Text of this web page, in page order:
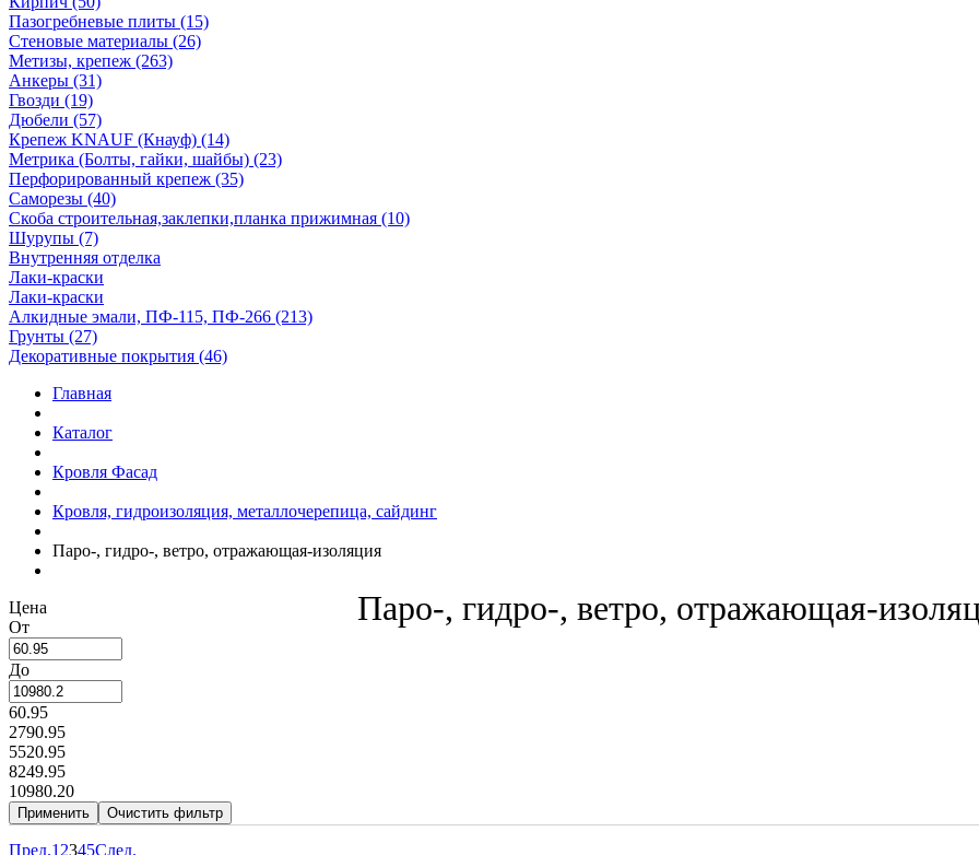
Пазогребневые плиты (15)
Стеновые материалы (26)
Метизы, крепеж (263)
Анкеры (31)
Гвозди (19)
Дюбели (57)
Крепеж KNAUF (Кнауф) (14)
Метрика (Болты, гайки, шайбы) (23)
Перфорированный крепеж (35)
Саморезы (40)
Скоба строительная,заклепки,планка прижимная (10)
Шурупы (7)
Внутренняя отделка
Лаки-краски
Лаки-краски
Алкидные эмали, ПФ-115, ПФ-266 (213)
Грунты (27)
Декоративные покрытия (46)
Главная
Каталог
Кровля Фасад
Кровля, гидроизоляция, металлочерепица, сайдинг
Паро-, гидро-, ветро, отражающая-изоляция
Цена
От
До
60.95
2790.95
5520.95
8249.95
10980.20
Паро-, гидро-, ветро, отражающая-
Пред.1 2345След.